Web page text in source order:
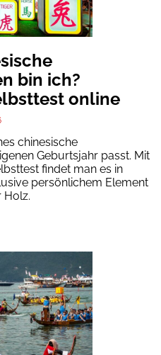
bin ich?
online
chinesische
Geburtsjahr passt. Mit
findet man es in
persönlichem Element
Holz.